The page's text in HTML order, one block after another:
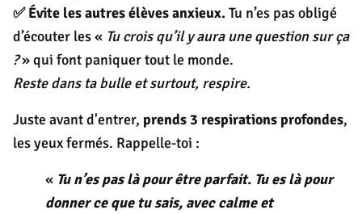
✅ Évite les autres élèves anxieux. Tu n’es pas obligé
d’écouter les « Tu crois qu’il y aura une question sur ça
?» qui font paniquer tout le monde.
Reste dans ta bulle et surtout, respire.
Juste avant d'entrer, prends 3 respirations profondes,
les yeux fermés. Rappelle-toi :
« Tu n’es pas là pour être parfait. Tu es là pour
donner ce que tu sais, avec calme et